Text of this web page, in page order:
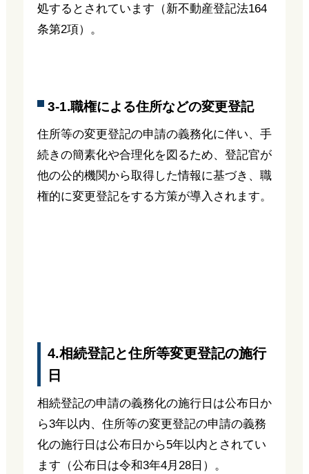
処するとされています（新不動産登記法164
条第2項）。
3-1.職権による住所などの変更登記
住所等の変更登記の申請の義務化に伴い、手
続きの簡素化や合理化を図るため、登記官が
他の公的機関から取得した情報に基づき、職
権的に変更登記をする方策が導入されます。
4.相続登記と住所等変更登記の施行
日
相続登記の申請の義務化の施行日は公布日か
ら3年以内、住所等の変更登記の申請の義務
化の施行日は公布日から5年以内とされてい
ます（公布日は令和3年4月28日）。